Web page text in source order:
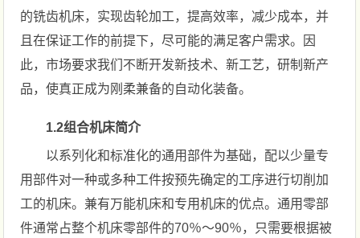
的铣齿机床，实现齿轮加工，提高效率，减少成本，并
且在保证工作的前提下，尽可能的满足客户需求。因
此，市场要求我们不断开发新技术、新工艺，研制新产
品，使真正成为刚柔兼备的自动化装备。
1.2组合机床简介
以系列化和标准化的通用部件为基础，配以少量专
用部件对一种或多种工件按预先确定的工序进行切削加
工的机床。兼有万能机床和专用机床的优点。通用零部
件通常占整个机床零部件的70％～90％，只需要根据被